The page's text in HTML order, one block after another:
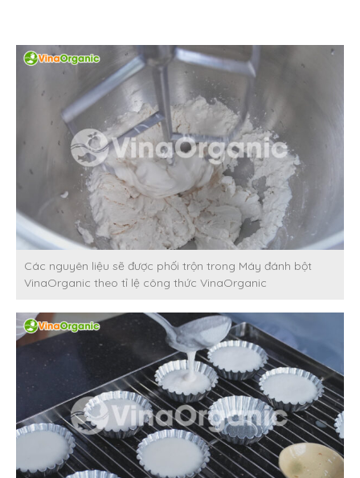
Các nguyên liệu sẽ được phối trộn trong Máy đánh bột
VinaOrganic theo tỉ lệ công thức VinaOrganic